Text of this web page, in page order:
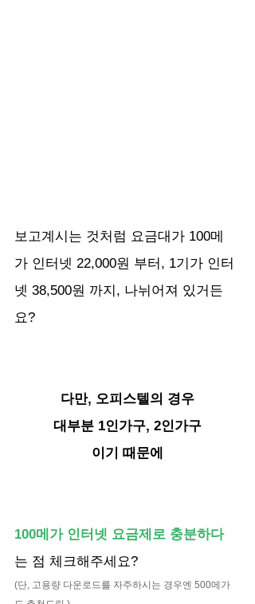
보고계시는 것처럼 요금대가 100메
가 인터넷 22,000원 부터, 1기가 인터
넷 38,500원 까지, 나뉘어져 있거든
요?
다만, 오피스텔의 경우
대부분 1인가구, 2인가구
이기 때문에
100메가 인터넷 요금제로 충분하다
는 점 체크해주세요?
(단, 고용량 다운로드를 자주하시는 경우엔 500메가